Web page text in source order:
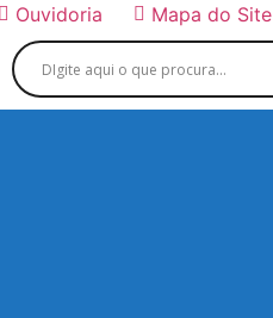
Ouvidoria Mapa do Site